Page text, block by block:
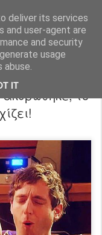
deliver its services
and user-agent are
and security
usage
IT
το